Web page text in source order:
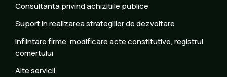
Consultanta privind achizitiile publice
Suport in realizarea strategiilor de dezvoltare
Infiintare firme, modificare acte constitutive, registrul
comertului
Alte servicii